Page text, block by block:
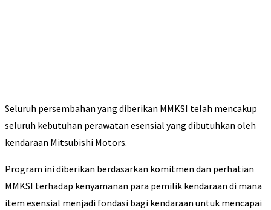
Seluruh persembahan yang diberikan MMKSI telah mencakup
seluruh kebutuhan perawatan esensial yang dibutuhkan oleh
kendaraan Mitsubishi Motors.
Program ini diberikan berdasarkan komitmen dan perhatian
MMKSI terhadap kenyamanan para pemilik kendaraan di mana
item esensial menjadi fondasi bagi kendaraan untuk mencapai